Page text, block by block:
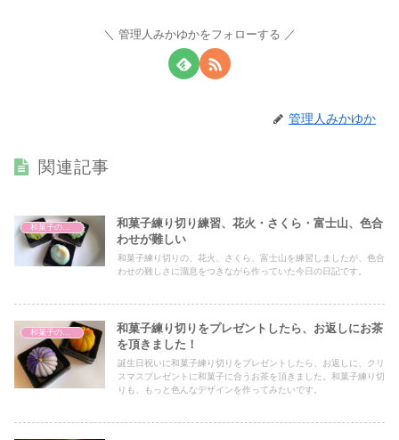
管理人みかゆかをフォローする
管理人みかゆか
関連記事
和菓子の種類
和菓子練り切り練習、花火・さくら・富士山、色合
わせが難しい
和菓子練り切りの、花火、さくら、富士山を練習しましたが、色合
わせの難しさに溜息をつきながら作っていた今日の日記です。
和菓子の種類
和菓子練り切りをプレゼントしたら、お返しにお茶
を頂きました！
誕生日祝いに和菓子練り切りをプレゼントしたら、お返しに、クリ
スマスプレゼントに和菓子に合うお茶を頂きました。和菓子練り切
りも、もっと色んなデザインを作ってみたいです。